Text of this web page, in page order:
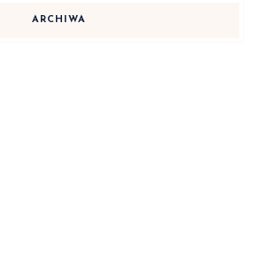
ARCHIWA